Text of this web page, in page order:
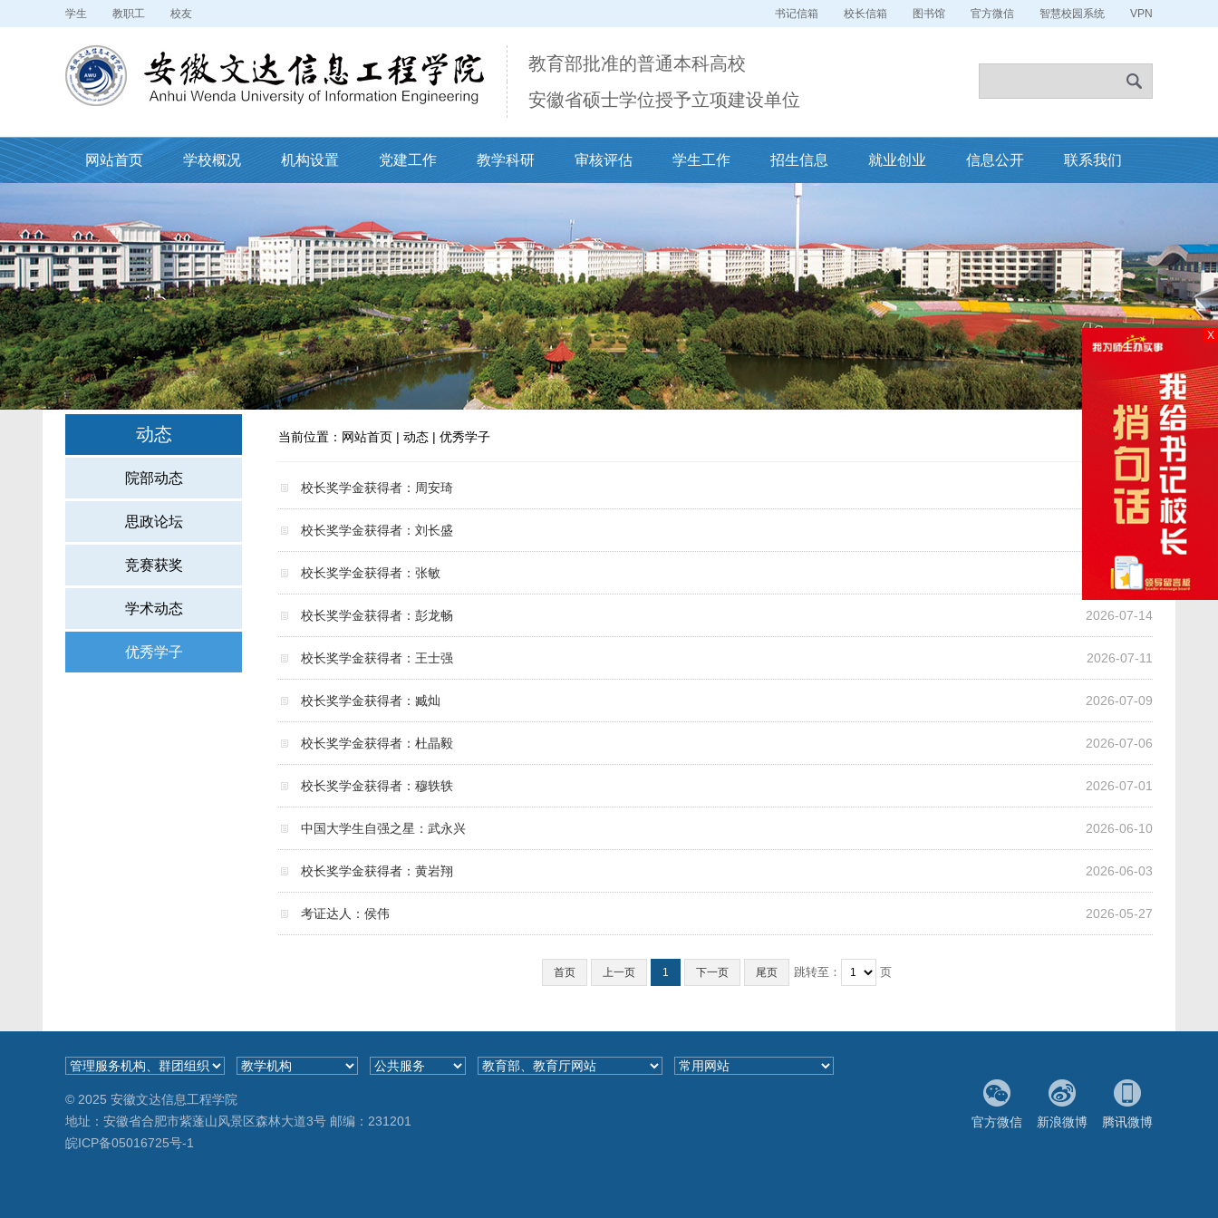
X
学生 教职工 校友 书记信箱 校长信箱 图书馆 官方微信 智慧校园系统 VPN
教育部批准的普通本科高校
安徽省硕士学位授予立项建设单位
网站首页 学校概况 机构设置 党建工作 教学科研 审核评估 学生工作 招生信息 就业创业 信息公开 联系我们
动态
院部动态
思政论坛
竞赛获奖
学术动态
优秀学子
当前位置： 网站首页 | 动态 | 优秀学子
校长奖学金获得者：周安琦 2026-07-24
校长奖学金获得者：刘长盛
校长奖学金获得者：张敏 2026-07-17
校长奖学金获得者：彭龙畅 2026-07-14
校长奖学金获得者：王士强 2026-07-11
校长奖学金获得者：臧灿 2026-07-09
校长奖学金获得者：杜晶毅 2026-07-06
校长奖学金获得者：穆轶轶 2026-07-01
中国大学生自强之星：武永兴 2026-06-10
校长奖学金获得者：黄岩翔 2026-06-03
考证达人：侯伟 2026-05-27
首页 上一页 1 下一页 尾页 跳转至： 页
© 2025 安徽文达信息工程学院
地址：安徽省合肥市紫蓬山风景区森林大道3号 邮编：231201
皖ICP备05016725号-1
官方微信 新浪微博 腾讯微博